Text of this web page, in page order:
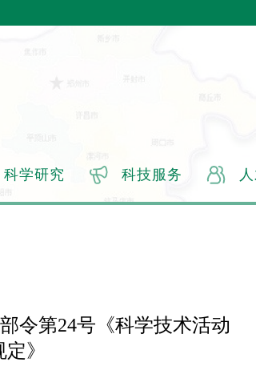
科学研究 科技服务
令第24号《科学技术活动
》